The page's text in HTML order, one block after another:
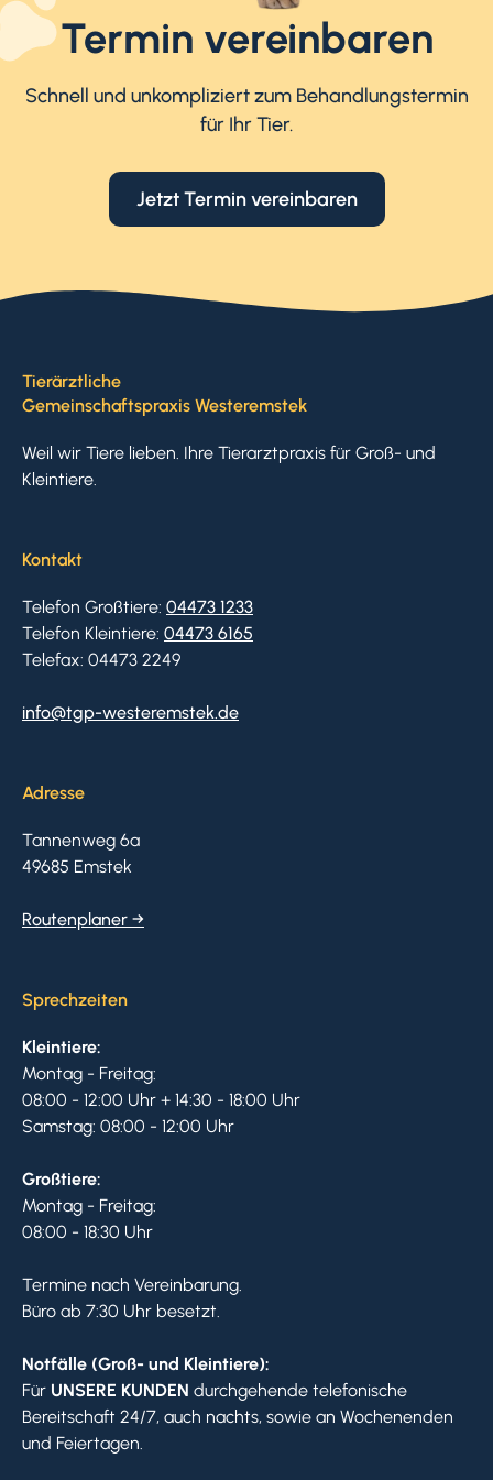
Termin vereinbaren
Schnell und unkompliziert zum Behandlungstermin
für Ihr Tier.
Jetzt Termin vereinbaren
Tierärztliche
Gemeinschaftspraxis Westeremstek
Weil wir Tiere lieben. Ihre Tierarztpraxis für Groß- und
Kleintiere.
Kontakt
Telefon Großtiere: 04473 1233
Telefon Kleintiere: 04473 6165
Telefax: 04473 2249
info@tgp-westeremstek.de
Adresse
Tannenweg 6a
49685 Emstek
Routenplaner →
Sprechzeiten
Kleintiere:
Montag - Freitag:
08:00 - 12:00 Uhr + 14:30 - 18:00 Uhr
Samstag: 08:00 - 12:00 Uhr
Großtiere:
Montag - Freitag:
08:00 - 18:30 Uhr
Termine nach Vereinbarung.
Büro ab 7:30 Uhr besetzt.
Notfälle (Groß- und Kleintiere):
Für UNSERE KUNDEN durchgehende telefonische
Bereitschaft 24/7, auch nachts, sowie an Wochenenden
und Feiertagen.